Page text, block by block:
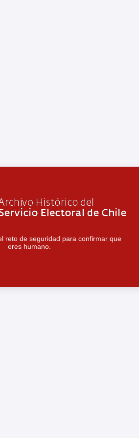
reto de seguridad para confirmar que
eres humano.